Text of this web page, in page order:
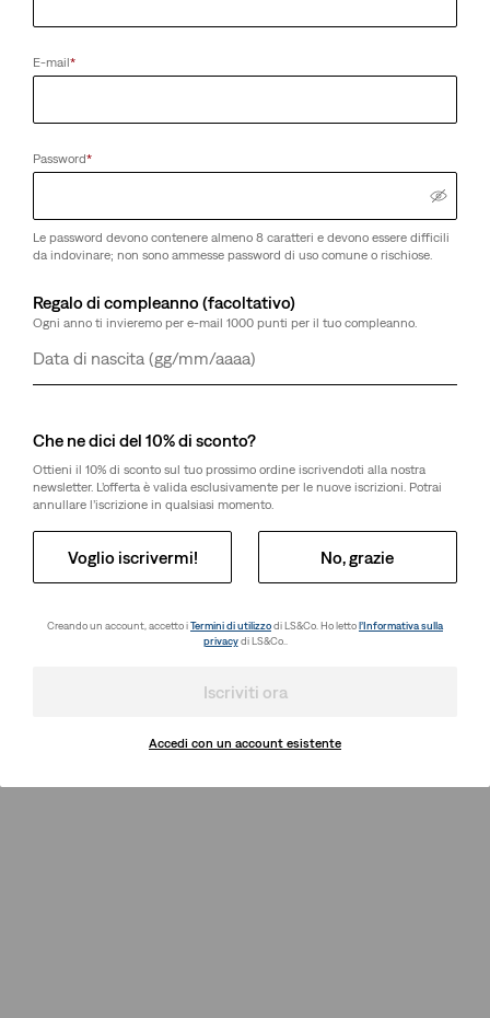
E-mail*
Password*
Le password devono contenere almeno 8 caratteri e devono essere difficili
da indovinare; non sono ammesse password di uso comune o rischiose.
Regalo di compleanno (facoltativo)
Ogni anno ti invieremo per e-mail 1000 punti per il tuo compleanno.
Giorno
Mese
Anno
Che ne dici del 10% di sconto?
Ottieni il 10% di sconto sul tuo prossimo ordine iscrivendoti alla nostra
newsletter. L’offerta è valida esclusivamente per le nuove iscrizioni. Potrai
annullare l’iscrizione in qualsiasi momento.
Voglio iscrivermi! No, grazie
Creando un account, accetto iTermini di utilizzodi LS&Co. Ho letto l’Informativa sulla
privacydi LS&Co..
Iscriviti ora
Accedi con un account esistente